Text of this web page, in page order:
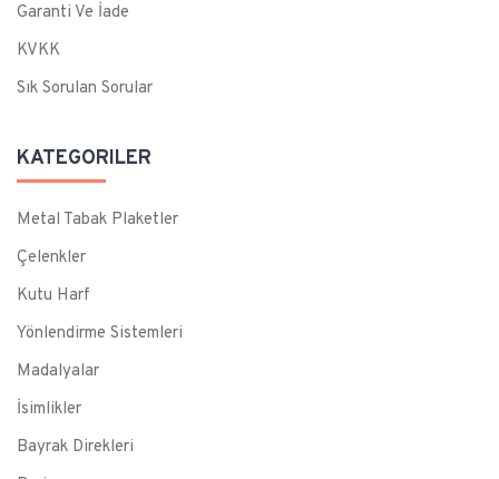
Garanti Ve İade
KVKK
Sık Sorulan Sorular
KATEGORILER
Metal Tabak Plaketler
Çelenkler
Kutu Harf
Yönlendirme Sistemleri
Madalyalar
İsimlikler
Bayrak Direkleri